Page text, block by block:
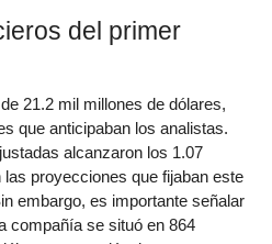
del primer
21.2 mil millones de dólares,
que anticipaban los analistas.
alcanzaron los 1.07
proyecciones que fijaban este
embargo, es importante señalar
compañía se situó en 864